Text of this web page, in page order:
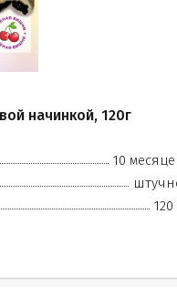
начинкой, 120г
10
120